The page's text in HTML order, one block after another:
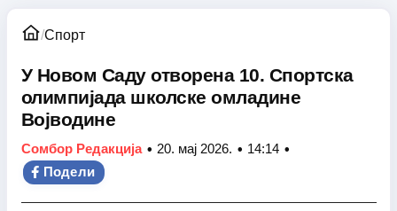
/Спорт
У Новом Саду отворена 10. Спортска
олимпијада школске омладине
Војводине
Сомбор Редакција • 20. мај 2026. • 14:14 •
Подели